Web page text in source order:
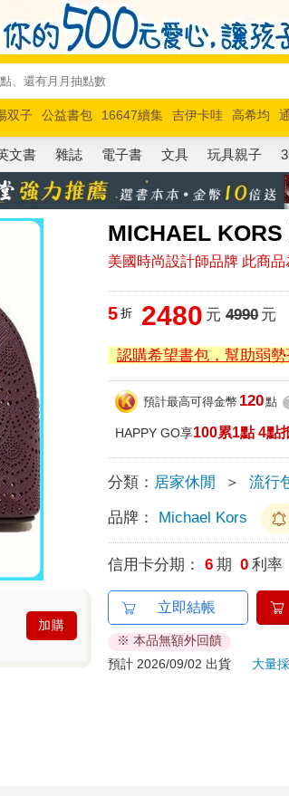
双子 公益書包 16647續集 吉伊卡哇 高希均
新作 馬斯克 玩具總動員5 超慢跑
文書 雜誌 電子書 文具 玩具親子
MICHAEL
美國時尚設計師品牌 此商
加購
5 折 2480 元 4990元
認購希望書包，幫助弱勢
預計最高可得金幣 120點
HAPPY GO享100累1點 4點
分類： 居家休閒 ＞ 流行
品牌： Michael Kors
信用卡分期： 6 期 0 利率
立即結帳
※ 本品無額外回饋
預計 2026/09/02 出貨
大量